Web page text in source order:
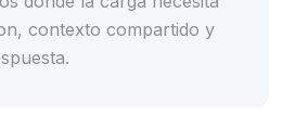
contexto compartido y